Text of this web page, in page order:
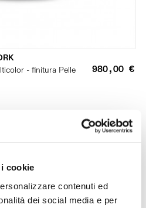
cookie
contenuti ed
dei social media e per
- finitura Pelle
980,00 €